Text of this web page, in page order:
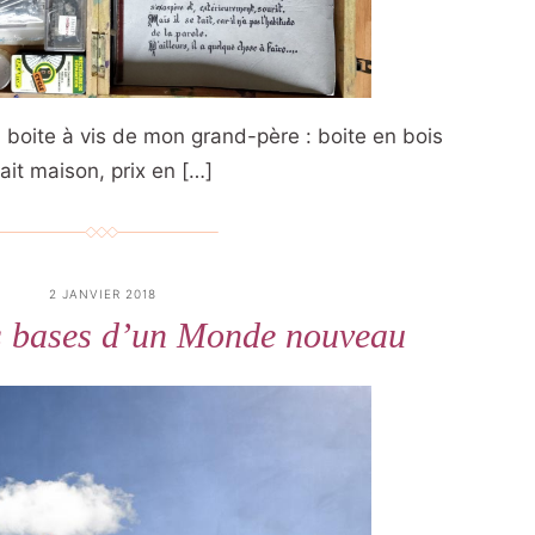
boite à vis de mon grand-père : boite en bois
maison, prix en […]
2 JANVIER 2018
d’un Monde nouveau